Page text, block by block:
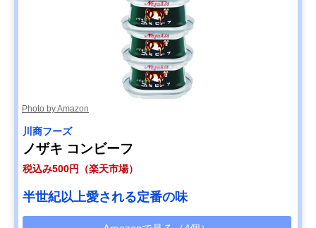
Photo by Amazon
川商フーズ
ノザキ コンビーフ
税込み500円（楽天市場）
半世紀以上愛される定番の味